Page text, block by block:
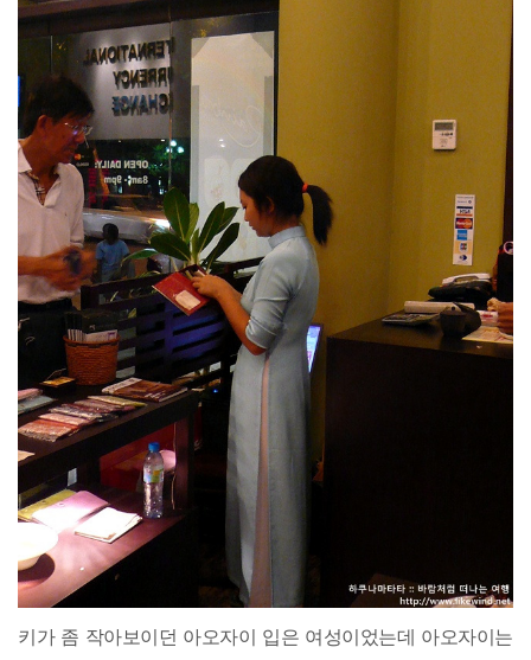
키가 좀 작아보이던 아오자이 입은 여성이었는데 아오자이는